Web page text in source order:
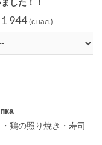
944 (с нал.)
鶏の照り焼き・寿司